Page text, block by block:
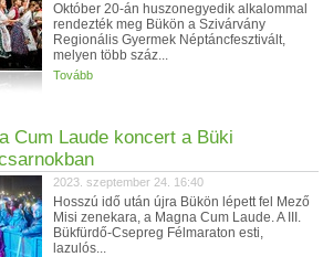
Október 20-án huszonegyedik alkalommal
rendezték meg Bükön a Szivárvány
Regionális Gyermek Néptáncfesztivált,
melyen több száz...
Tovább
Cum Laude koncert a Büki
2023. szeptember 24. 16:40
Hosszú idő után újra Bükön lépett fel Mező
Misi zenekara, a Magna Cum Laude. A III.
Bükfürdő-Csepreg Félmaraton esti,
lazulós...